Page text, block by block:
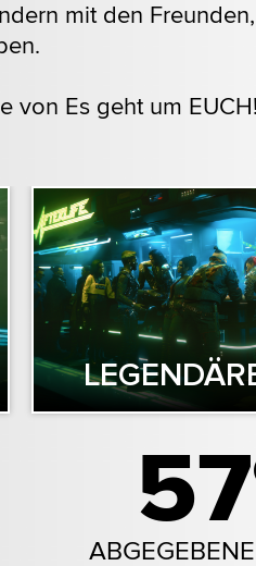
mit den Freunden,
von Es geht um EUCH!